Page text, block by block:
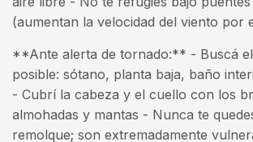
(aumentan la velocidad del viento por
**Ante alerta de tornado:** - Buscá
posible: sótano, planta baja, baño
- Cubrí la cabeza y el cuello con los
almohadas y mantas - Nunca te
remolque; son extremadamente